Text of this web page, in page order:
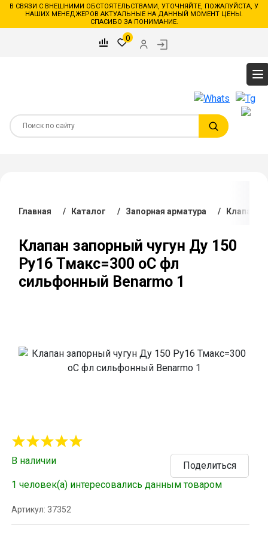
В СВЯЗИ С ВНЕШНИМИ ОБСТОЯТЕЛЬСТВАМИ, УТОЧНЯЙТЕ, ПОЖАЛУЙСТА, У
НАШИХ МЕНЕДЖЕРОВ АКТУАЛЬНЫЕ НА ДАННЫЙ МОМЕНТ ЦЕНЫ.
СПАСИБО ЗА ПОНИМАНИЕ.
0
Главная / Каталог / Запорная арматура / Клапаны
Клапан запорный чугун Ду 150
Ру16 Тмакс=300 оС фл
сильфонный Benarmo 1
В наличии
Поделиться
1 человек(а) интересовались данным товаром
Артикул: 37352